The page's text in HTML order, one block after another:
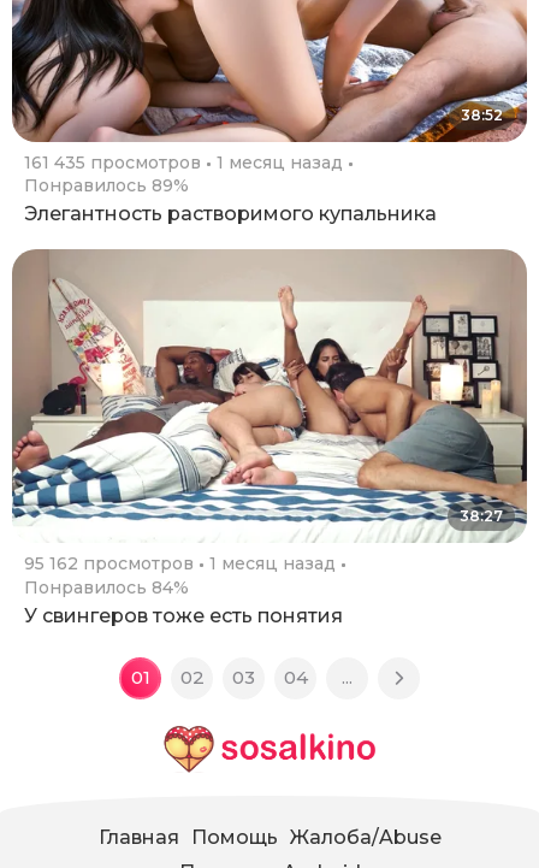
38:52
161 435 просмотров
1 месяц назад
Понравилось 89%
Элегантность растворимого купальника
38:27
95 162 просмотров
1 месяц назад
Понравилось 84%
У свингеров тоже есть понятия
01 02 03 04 ...
Главная Помощь Жалоба/Abuse